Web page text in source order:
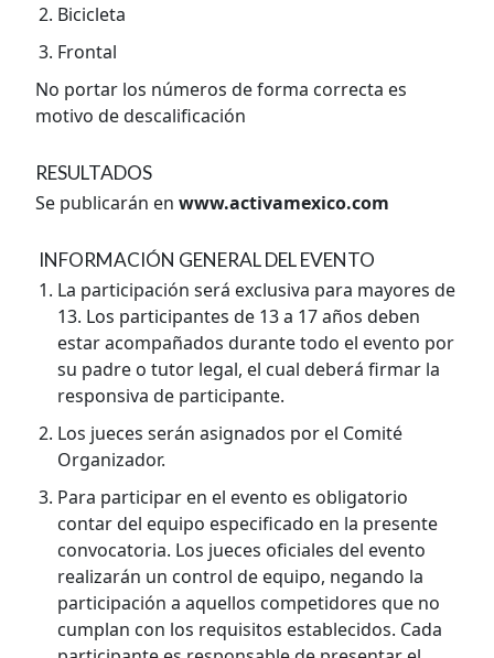
Bicicleta
Frontal
No portar los números de forma correcta es
motivo de descalificación
RESULTADOS
Se publicarán en www.activamexico.com
INFORMACIÓN GENERAL DEL EVENTO
La participación será exclusiva para mayores de
13. Los participantes de 13 a 17 años deben
estar acompañados durante todo el evento por
su padre o tutor legal, el cual deberá firmar la
responsiva de participante.
Los jueces serán asignados por el Comité
Organizador.
Para participar en el evento es obligatorio
contar del equipo especificado en la presente
convocatoria. Los jueces oficiales del evento
realizarán un control de equipo, negando la
participación a aquellos competidores que no
cumplan con los requisitos establecidos. Cada